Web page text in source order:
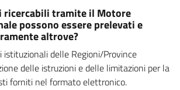
tramite il Motore
possono essere prelevati e
altrove?
istituzionali delle Regioni/Province
delle istruzioni e delle limitazioni per la
forniti nel formato elettronico.